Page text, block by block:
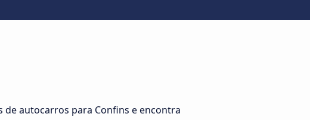
de autocarros para Confins e encontra